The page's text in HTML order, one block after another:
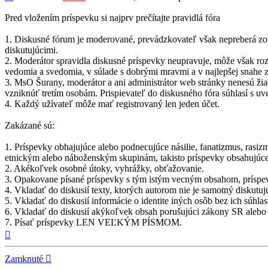
Pred vložením príspevku si najprv prečítajte pravidlá fóra
1. Diskusné fórum je moderované, prevádzkovateľ však nepreberá
diskutujúcimi.
2. Moderátor spravidla diskusné príspevky neupravuje, môže však
vedomia a svedomia, v súlade s dobrými mravmi a v najlepšej snahe
3. MsO Šurany, moderátor a ani administrátor web stránky nenesú
vzniknúť tretím osobám. Prispievateľ do diskusného fóra súhlasí s
4. Každý užívateľ môže mať registrovaný len jeden účet.
Zakázané sú:
1. Príspevky obhajujúce alebo podnecujúce násilie, fanatizmus,
etnickým alebo náboženským skupinám, takisto príspevky
2. Akékoľvek osobné útoky, vyhrážky, obťažovanie.
3. Opakovane písané príspevky s tým istým vecným obsahom,
4. Vkladať do diskusií texty, ktorých autorom nie je samotný
5. Vkladať do diskusií informácie o identite iných osôb bez ich
6. Vkladať do diskusií akýkoľvek obsah porušujúci zákony SR
7. Písať príspevky LEN VEĽKÝM PÍSMOM.
Zamknuté